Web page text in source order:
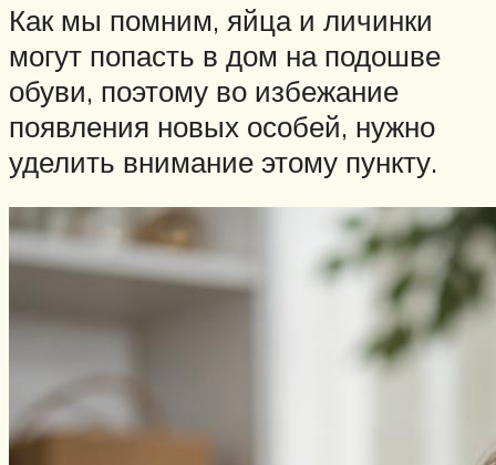
Как мы помним, яйца и личинки
могут попасть в дом на подошве
обуви, поэтому во избежание
появления новых особей, нужно
уделить внимание этому пункту.